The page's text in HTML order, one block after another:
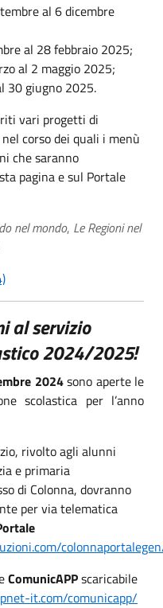
al 6 dicembre
al 28 febbraio 2025;
al 2 maggio 2025;
30 giugno 2025.
vari progetti di
corso dei quali i menù
che saranno
pagina e sul Portale
nel mondo, Le Regioni nel
al servizio
2024/2025!
2024sono aperte le
scolastica per l’anno
rivolto agli alunni
e primaria
di Colonna, dovranno
per via telematica
ComunicAPPscaricabile
it.com/comunicapp/